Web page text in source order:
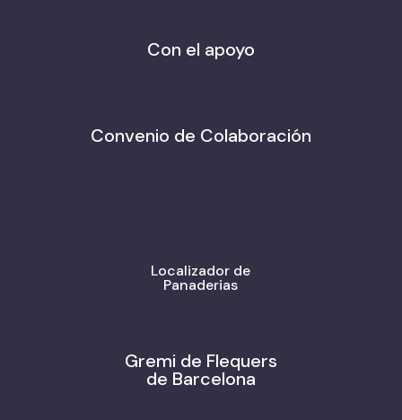
Con el apoyo
Convenio de Colaboración
Localizador de
Panaderias
Gremi de Flequers
de Barcelona